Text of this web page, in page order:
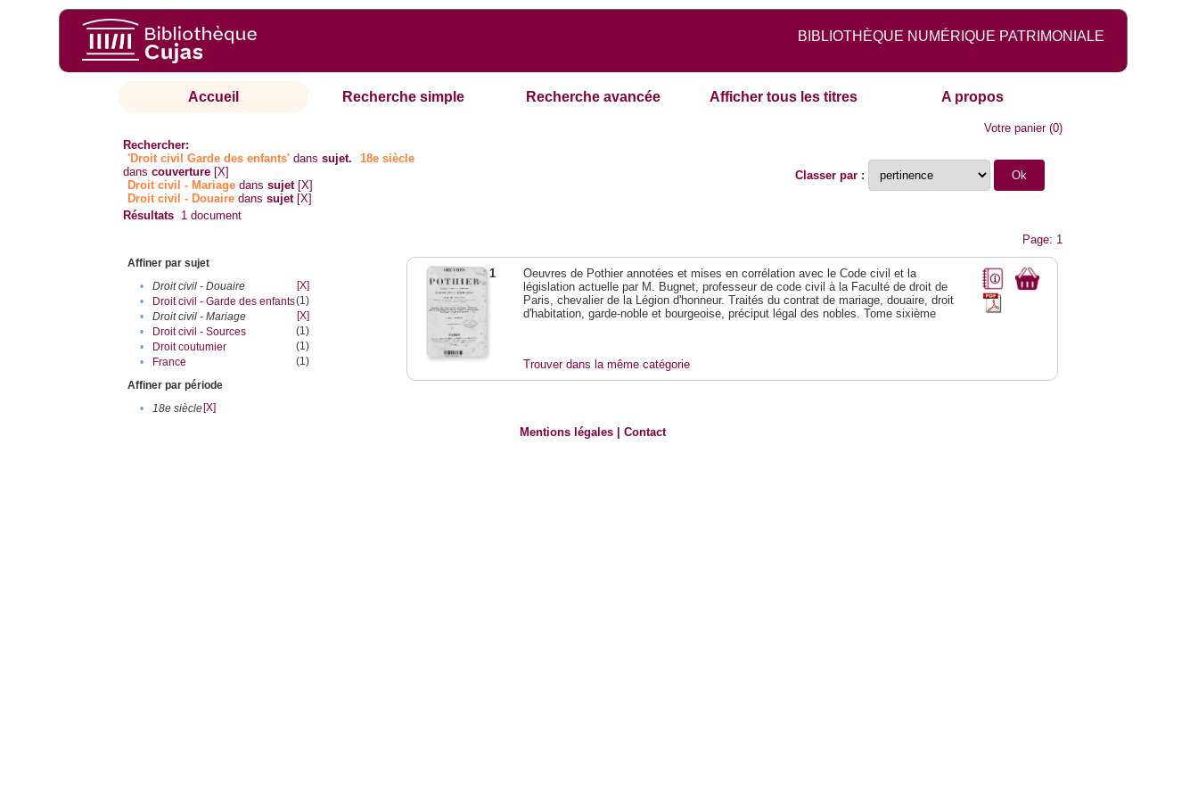
BIBLIOTHÈQUE NUMÉRIQUE PATRIMONIALE
Accueil Recherche simple Recherche avancée Afficher tous les titres A propos
Votre panier(0)
Rechercher:
'Droit civil Garde des enfants' danssujet.
18e siècle
danscouverture [X]
Droit civil - Mariage danssujet [X]
Droit civil - Douaire danssujet [X]
Classer par :
Résultats 1 document
Page: 1
Affiner par sujet
•
Droit civil - Douaire
[X]
•
Droit civil - Garde des enfants(1)
•
Droit civil - Mariage
[X]
•
Droit civil - Sources
(1)
•
Droit coutumier
(1)
•
France
(1)
Affiner par période
•
18e siècle[X]
1
Oeuvres de Pothier annotées et mises en corrélation avec le Code civil et la
législation actuelle par M. Bugnet, professeur de code civil à la Faculté de droit de
Paris, chevalier de la Légion d'honneur. Traités du contrat de mariage, douaire, droit
d'habitation, garde-noble et bourgeoise, préciput légal des nobles. Tome sixième
Trouver dans la même catégorie
Mentions légales |Contact